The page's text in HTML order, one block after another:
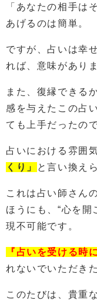
「あなたの相手は
あげるのは簡単。
ですが、占いは幸
れば、意味があり
また、復縁できる
感を与えたこの占
ても上手だったの
占いにおける雰囲
くり」
と言い換え
これは占い師さん
ほうにも、“心を開
現不可能です。
『占いを受ける時
れないでいただき
このたびは、貴重